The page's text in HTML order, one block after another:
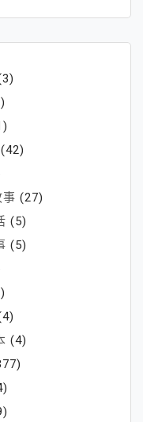
(42)
事 (27)
(5)
(5)
(4)